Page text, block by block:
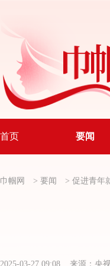
首页 要闻
巾帼网 > 要闻 > 促进青年
2025-03-27 09:08 来源：央